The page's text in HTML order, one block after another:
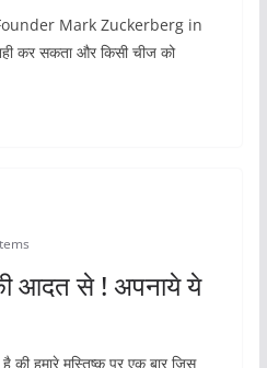
Mark Zuckerberg in
कर सकता और किसी चीज को
आदत से ! अपनाये ये
की हमारे मस्तिष्क पर एक बार जिस